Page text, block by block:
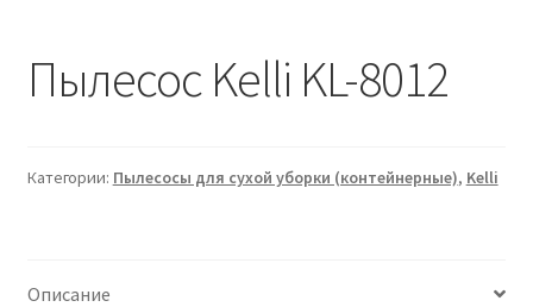
Пылесос Kelli KL-8012
Категории: Пылесосы для сухой уборки (контейнерные), Kelli
Описание